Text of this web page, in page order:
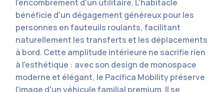
l'encombrement d'un utilitaire. L'habitacle
bénéficie d'un dégagement généreux pour les
personnes en fauteuils roulants, facilitant
naturellement les transferts et les déplacements
à bord. Cette amplitude intérieure ne sacrifie rien
à l'esthétique : avec son design de monospace
moderne et élégant, le Pacifica Mobility préserve
l'image d'un véhicule familial premium. Il se